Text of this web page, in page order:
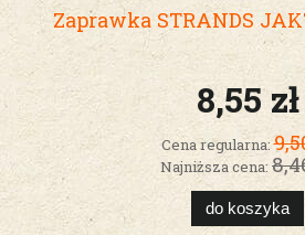
Zaprawka STRANDS
8,55 zł
Cena regularna:
Najniższa cena:
do koszyka